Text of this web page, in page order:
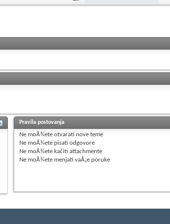
Pravila postovanja
Ne moÅ¾ete otvarati nove teme
Ne moÅ¾ete pisati odgovore
Ne moÅ¾ete kačiti attachmente
Ne moÅ¾ete menjati vaÅ¡e poruke